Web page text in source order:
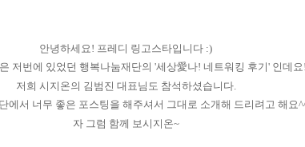
안녕하세요! 프레디 링고스타입니다 :)
저번에 있었던 행복나눔재단의 '세상愛나! 네트워킹 후기' 인데
저희 시지온의 김범진 대표님도 참석하셨습니다.
에서 너무 좋은 포스팅을 해주셔서 그대로 소개해 드리려고 해요
자 그럼 함께 보시지온~